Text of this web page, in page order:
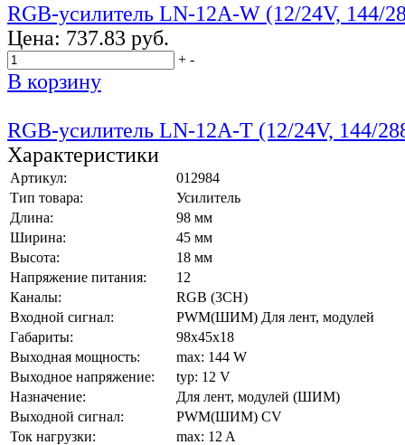
RGB-усилитель LN-12A-W (12/24V, 144/
Цена: 737.83 руб.
+ -
В корзину
RGB-усилитель LN-12A-T (12/24V, 144/
Характеристики
Артикул:
012984
Тип товара:
Усилитель
Длина:
98 мм
Ширина:
45 мм
Высота:
18 мм
Напряжение питания:
12
Каналы:
RGB (3CH)
Входной сигнал:
PWM(ШИМ) Для лент, модулей
Габариты:
98x45x18
Выходная мощность:
max: 144 W
Выходное напряжение:
typ: 12 V
Назначение:
Для лент, модулей (ШИМ)
Выходной сигнал:
PWM(ШИМ) CV
Ток нагрузки:
max: 12 A